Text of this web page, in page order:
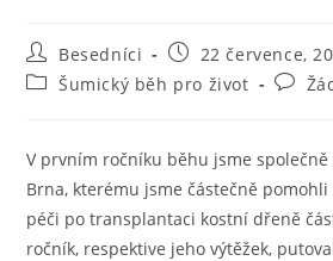
Autor
příspěvku
Besedníci
Příspěvek
publikován
22 července,
RubrikyŠumický běh pro život
V prvním ročníku běhu jsme společně
Brna, kterému jsme částečně
péči po transplantaci kostní dřeně
ročník, respektive jeho výtěžek,